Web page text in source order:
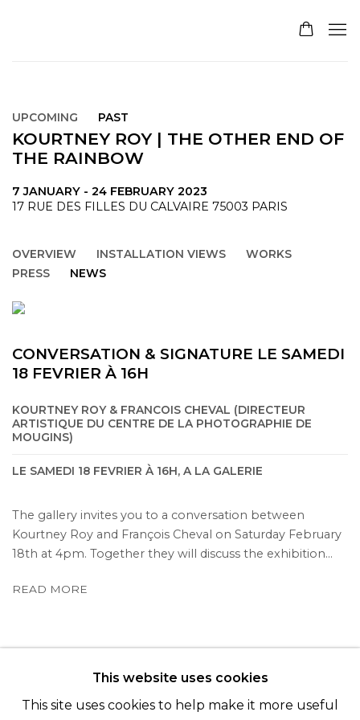
UPCOMING PAST
KOURTNEY ROY | THE OTHER END OF
THE RAINBOW
7 JANUARY - 24 FEBRUARY 2023
17 RUE DES FILLES DU CALVAIRE 75003 PARIS
OVERVIEW INSTALLATION VIEWS
WORKS
PRESS
NEWS
CONVERSATION & SIGNATURE LE SAMEDI
18 FEVRIER À 16H
KOURTNEY ROY & FRANCOIS CHEVAL (DIRECTEUR
ARTISTIQUE DU CENTRE DE LA PHOTOGRAPHIE DE
MOUGINS)
LE SAMEDI 18 FEVRIER À 16H, A LA GALERIE
The gallery invites you to a conversation between
Kourtney Roy and François Cheval on Saturday February
18th at 4pm. Together they will discuss the exhibition...
READ MORE
© 2022 LES FILLES DU CALVAIRE - 17 RUE DES
FILLES DU CALVAIRE 75003 PARIS
This website uses cookies
This site uses cookies to help make it more useful